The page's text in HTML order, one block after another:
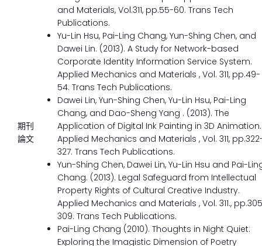
期刊
論文
and Materials, Vol.311, pp.55-60. Trans Tech
Publications.
Yu-Lin Hsu, Pai-Ling Chang, Yun-Shing Chen, and
Dawei Lin. (2013). A Study for Network-based
Corporate Identity Information Service System.
Applied Mechanics and Materials , Vol. 311, pp.49-
54. Trans Tech Publications.
Dawei Lin, Yun-Shing Chen, Yu-Lin Hsu, Pai-Ling
Chang, and Dao-Sheng Yang . (2013). The
Application of Digital Ink Painting in 3D Animation.
Applied Mechanics and Materials , Vol. 311,
327. Trans Tech Publications.
Yun-Shing Chen, Dawei Lin, Yu-Lin Hsu and Pai-
Chang. (2013). Legal Safeguard from Intellectual
Property Rights of Cultural Creative Industry.
Applied Mechanics and Materials , Vol. 311.,
309. Trans Tech Publications.
Pai-Ling Chang (2010). Thoughts in Night Quiet:
Exploring the Imagistic Dimension of Poetry